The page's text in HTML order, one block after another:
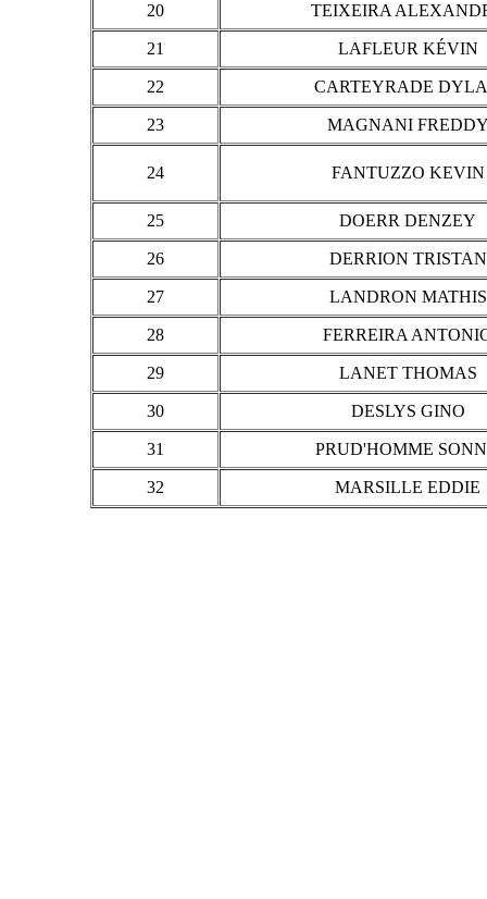
20 TEIXEIRA
21 LAFLEUR KÉVIN
22 CARTEYRADE
23 MAGNANI
24 FANTUZZO KEVIN
25 DOERR DENZEY
26 DERRION TRISTAN
27 LANDRON MATHIS
28 FERREIRA
29 LANET THOMAS
30 DESLYS GINO
31 PRUD'HOMME
32 MARSILLE EDDIE